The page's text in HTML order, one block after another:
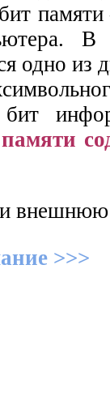
бит
В
одно из
внешнюю
>>>